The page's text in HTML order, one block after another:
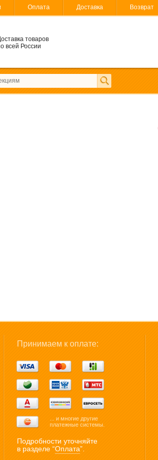
Оплата Доставка Возврат
товаров
всей России
Принимаем к оплате:
... и многие другие
платежные системы.
Подробности уточняйте
в разделе “Оплата”.